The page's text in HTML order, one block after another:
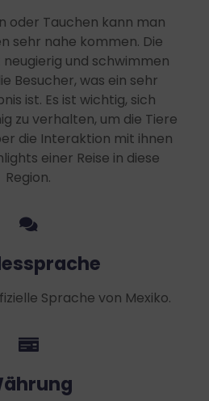
oder Tauchen kann man
sehr nahe kommen. Die
und schwimmen
Besucher, was ein sehr
ist. Es ist wichtig, sich
zu verhalten, um die Tiere
die Interaktion mit ihnen
einer Reise in diese
Region.
Sprache von Mexiko.